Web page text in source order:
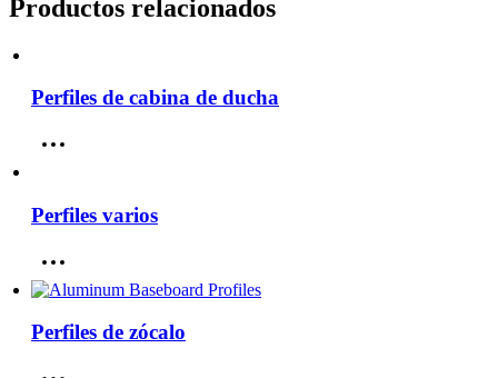
Productos relacionados
Perfiles de cabina de ducha
Perfiles varios
Perfiles de zócalo